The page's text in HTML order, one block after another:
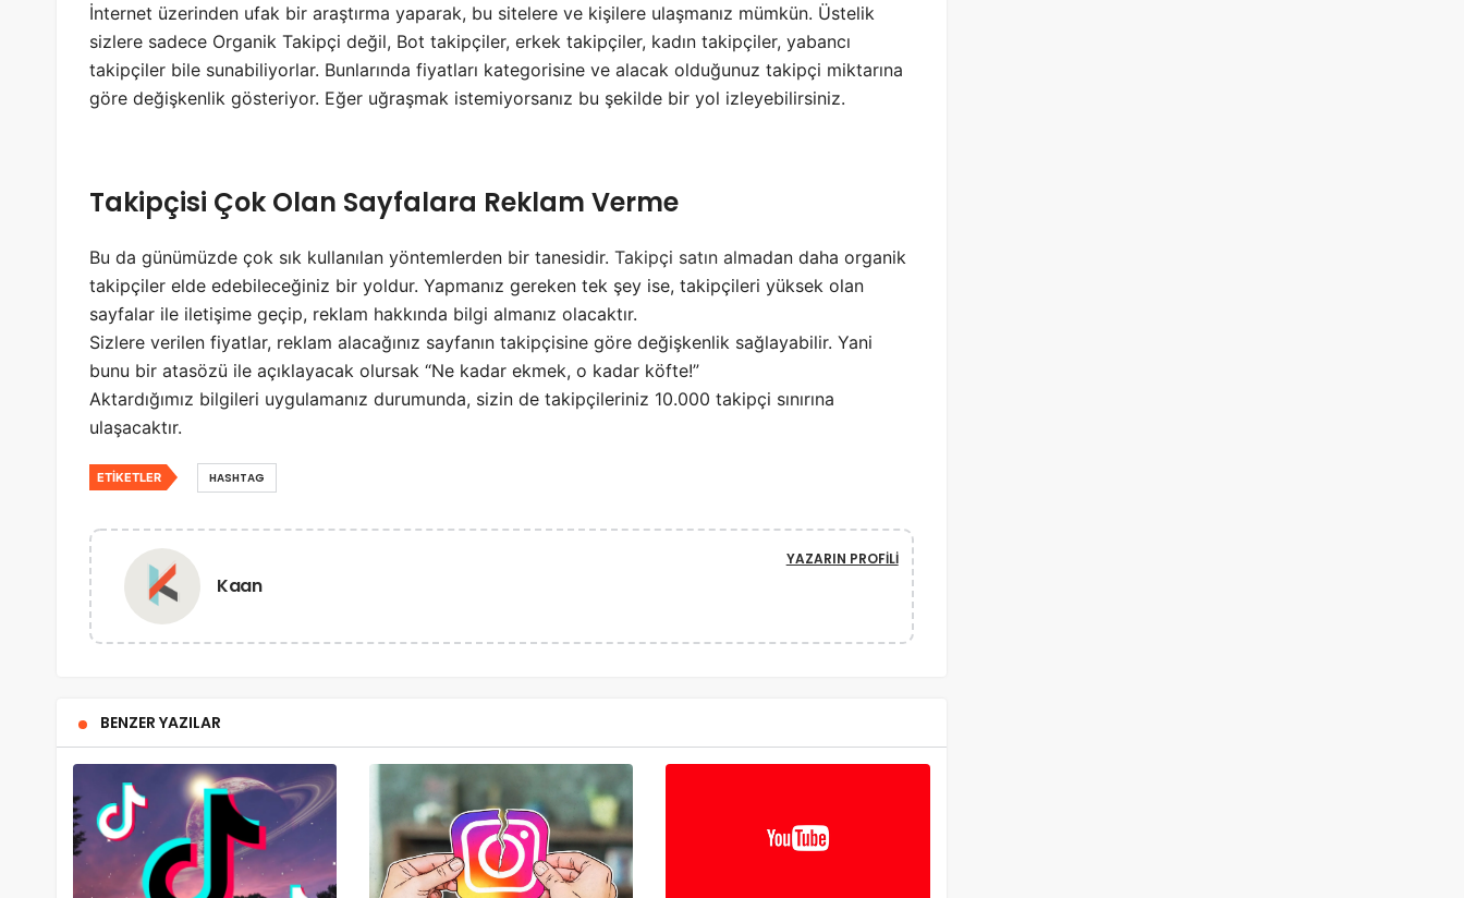
İnternet üzerinden ufak bir araştırma yaparak, bu sitelere ve kişilere ulaşmanız mümkün. Üstelik
sizlere sadece Organik Takipçi değil, Bot takipçiler, erkek takipçiler, kadın takipçiler, yabancı
takipçiler bile sunabiliyorlar. Bunlarında fiyatları kategorisine ve alacak olduğunuz takipçi miktarına
göre değişkenlik gösteriyor. Eğer uğraşmak istemiyorsanız bu şekilde bir yol izleyebilirsiniz.
Takipçisi Çok Olan Sayfalara Reklam Verme
Bu da günümüzde çok sık kullanılan yöntemlerden bir tanesidir. Takipçi satın almadan daha organik
takipçiler elde edebileceğiniz bir yoldur. Yapmanız gereken tek şey ise, takipçileri yüksek olan
sayfalar ile iletişime geçip, reklam hakkında bilgi almanız olacaktır.
Sizlere verilen fiyatlar, reklam alacağınız sayfanın takipçisine göre değişkenlik sağlayabilir. Yani
bunu bir atasözü ile açıklayacak olursak “Ne kadar ekmek, o kadar köfte!”
Aktardığımız bilgileri uygulamanız durumunda, sizin de takipçileriniz 10.000 takipçi sınırına
ulaşacaktır.
ETIKETLER HASHTAG
Kaan
YAZARIN PROFILI
BENZER YAZILAR